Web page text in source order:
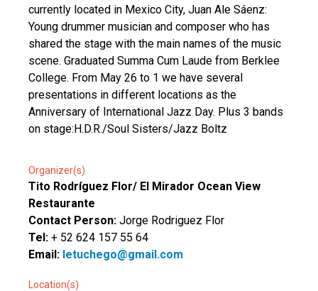
currently located in Mexico City, Juan Ale Sáenz:
Young drummer musician and composer who has
shared the stage with the main names of the music
scene. Graduated Summa Cum Laude from Berklee
College. From May 26 to 1 we have several
presentations in different locations as the
Anniversary of International Jazz Day. Plus 3 bands
on stage:H.D.R./Soul Sisters/Jazz Boltz
Organizer(s)
Tito Rodríguez Flor/ El Mirador Ocean View
Restaurante
Contact Person: Jorge Rodriguez Flor
Tel: + 52 624 157 55 64
Email: letuchego@gmail.com
Location(s)